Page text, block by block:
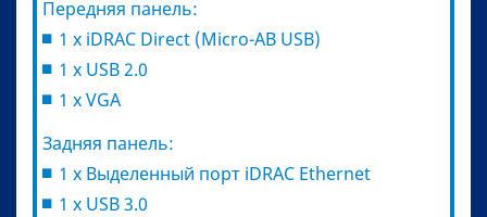
Передняя панель:
1 x iDRAC Direct (Micro-AB USB)
1 x USB 2.0
1 x VGA
Задняя панель:
1 x Выделенный порт iDRAC Ethernet
1 x USB 3.0